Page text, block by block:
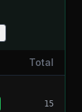
Total
15